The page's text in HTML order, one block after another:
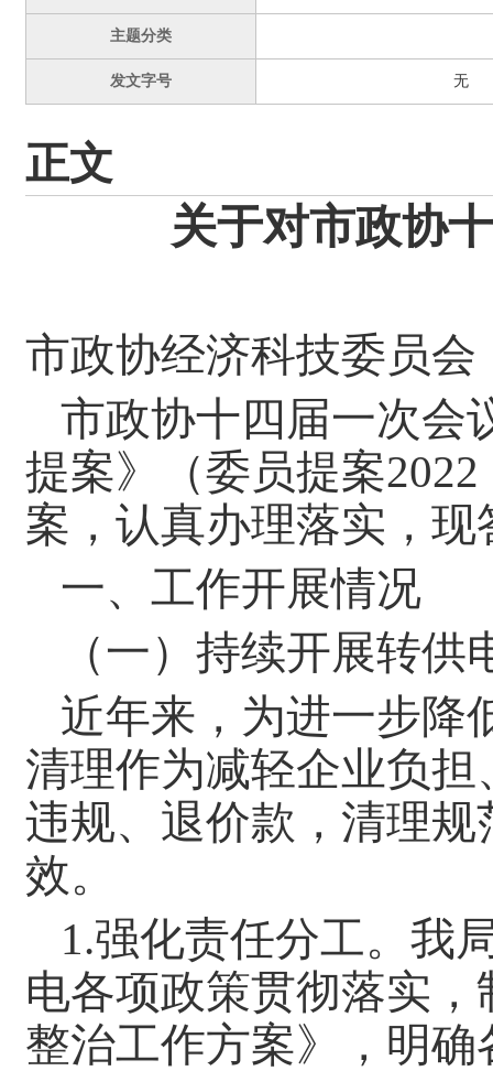
主题分类
发文字号 无
正文
关于对市政协
市政协经济科技委员会
市政协十四届一次会
提案》（委员提案
案，认真办理落实，现
一、工作开展情况
（一）持续开展转
近年来，为进一步降
清理作为减轻企业负
违规、退价款，清理
效。
1.强化责任分工。我
电各项政策贯彻落实
整治工作方案》，明